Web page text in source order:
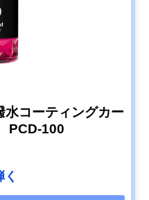
水コーティングカー
PCD-100